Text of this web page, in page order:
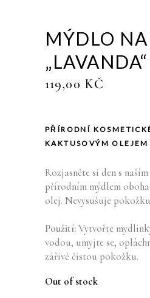
MÝDLO
119,00 KČ
PŘÍRODNÍ
KAKTUSOVÝM
Rozjasněte si den s
přírodním mýdlem
olej. Nevysušuje
Použití:Vytvořte
vodou, umyjte se,
zářivě čistou pokožku.
Out of stock